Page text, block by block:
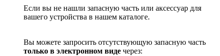
Если вы не нашли запасную часть или аксессуар для
вашего устройства в нашем каталоге.
Вы можете запросить отсутствующую запасную часть
только в электронном виде через: